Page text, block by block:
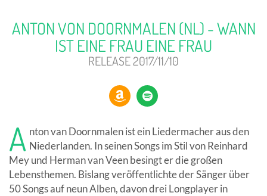
ANTON VON DOORNMALEN (NL) - WANN
IST EINE FRAU EINE FRAU
RELEASE 2017/11/10
A nton van Doornmalen ist ein Liedermacher aus den
Niederlanden. In seinen Songs im Stil von Reinhard
Mey und Herman van Veen besingt er die großen
Lebensthemen. Bislang veröffentlichte der Sänger über
50 Songs auf neun Alben, davon drei Longplayer in